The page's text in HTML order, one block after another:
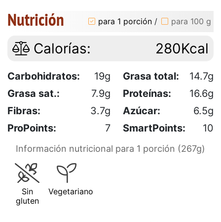
Nutrición para 1 porción / para 100 g
Calorías: 280Kcal
Carbohidratos: 19g Grasa total:
14.7g
Grasa sat.:
7.9g Proteínas:
16.6g
Fibras:
3.7g Azúcar:
6.5g
ProPoints:
7 SmartPoints: 10
Información nutricional para 1 porción (267g)
Sin
gluten
Vegetariano